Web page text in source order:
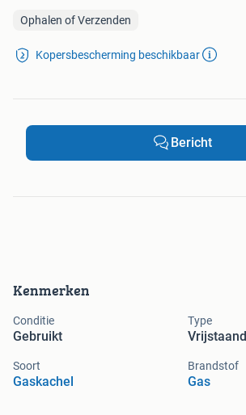
Kenmerken
Conditie
Gebruikt
Type
Vrijstaand
Soort
Gaskachel
Brandstof
Gas
Ophalen of Verzenden
Kopersbescherming beschikbaar
Bericht